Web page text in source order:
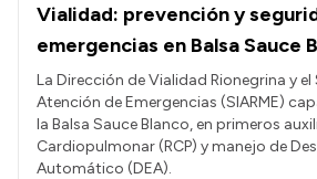
Vialidad: prevención y
emergencias en Balsa Sauce
La Dirección de Vialidad Rionegrina y
Atención de Emergencias (SIARME)
la Balsa Sauce Blanco, en primeros
Cardiopulmonar (RCP) y manejo de
Automático (DEA).